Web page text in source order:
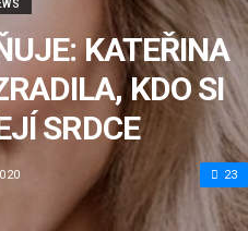
KATEŘINA
KDO SI
SRDCE
23